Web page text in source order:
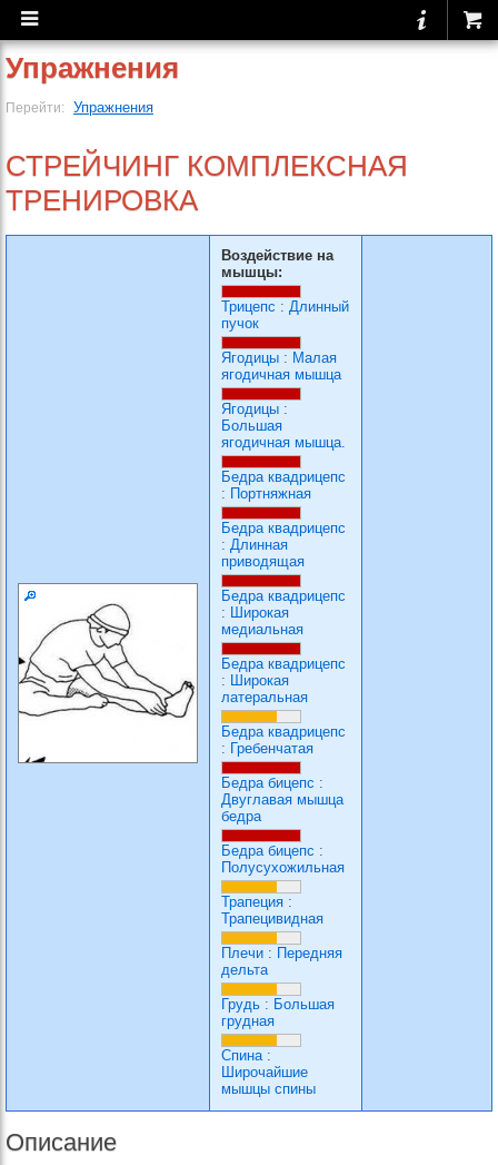
Упражнения
Перейти: Упражнения
СТРЕЙЧИНГ КОМПЛЕКСНАЯ
ТРЕНИРОВКА
Воздействие на
мышцы:
Трицепс : Длинный
пучок
Ягодицы : Малая
ягодичная мышца
Ягодицы :
Большая
ягодичная мышца.
Бедра квадрицепс
: Портняжная
Бедра квадрицепс
: Длинная
приводящая
Бедра квадрицепс
: Широкая
медиальная
Бедра квадрицепс
: Широкая
латеральная
Бедра квадрицепс
: Гребенчатая
Бедра бицепс :
Двуглавая мышца
бедра
Бедра бицепс :
Полусухожильная
Трапеция :
Трапецивидная
Плечи : Передняя
дельта
Грудь : Большая
грудная
Спина:
Широчайшие
мышцы спины
Описание